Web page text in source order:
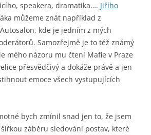
speakera, dramatika…. Jiřího
můžeme znát například z
kde je jedním z mých
Samozřejmě je to též známý
mého názoru mu čtení Mafie v Praze
přesvědčivý a dokáže právě a jen
emoce všech vystupujících
bych zmínil snad jen to, že jsem
záběru sledování postav, které